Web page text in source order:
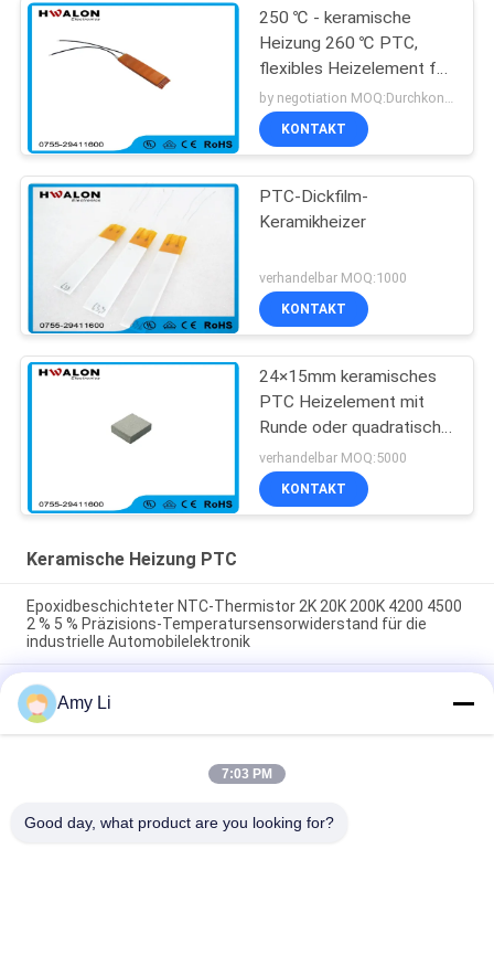
250 ℃ - keramische
Heizung 260 ℃ PTC,
flexibles Heizelement für
Heizungs-Versammlung by negotiation MOQ:Durchkontaktierung
KONTAKT
PTC-Dickfilm-
Keramikheizer
verhandelbar MOQ:1000
KONTAKT
24×15mm keramisches
PTC Heizelement mit
Runde oder quadratische
Form für
Kaffeemaschine
verhandelbar MOQ:5000
KONTAKT
Keramische Heizung PTC
Epoxidbeschichteter NTC-Thermistor 2K 20K 200K 4200 4500
2 % 5 % Präzisions-Temperatursensorwiderstand für die
industrielle Automobilelektronik
Epoxybeschichteter NTC-Thermistor 10K 50K 100K 3950 3435
1% Präzisionstemperatursensor Widerstand für Elektronik
HVAC Haushaltsgerät
Isolierte PTC-Keramik-Lufthitzelement 220V 250W
140x32x26mm ¢ hohe Effizienz für industrielle und häusliche
Amy Li
7:03 PM
Good day, what product are you looking for?